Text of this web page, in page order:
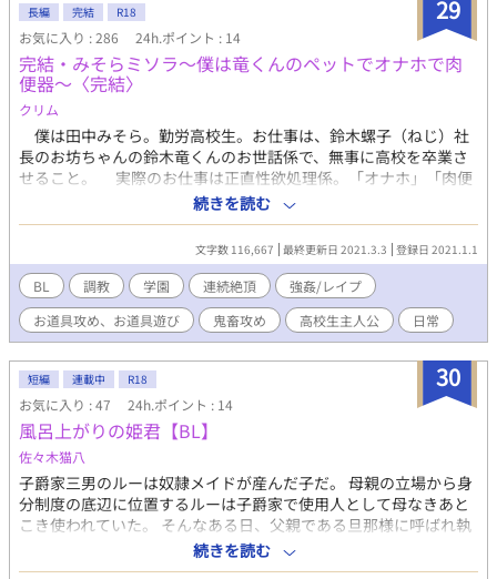
射/騎乗位/早漏/絶倫/……and more. 【R18】
れるほどの凛々しい姿。くるくると表情や言動が変わる峰山に振
り回されるのも、ルーティーン化されているつまらない日常に飽
きていた保には物珍しく、悪くねえかも……と思っていた矢先。
新しい公演で男色ものの役をもらった峰山は｢男同士の恋愛をし
たことがないから、お前と恋人ごっこをして演技に活かす。だか
ら今日から俺の言うことを聞け｣と命令してくる。 保は峰山の
仕事の為ならばと渋々了承するのだが、峰山が過激なちょっかい
を出してきたり、お風呂でもくっついてきたりして対応に困る。
口の強い峰山にいろいろ言いくるめられ恋人らしい振る舞いを求
められ、困惑する保。全ては峰山の男色ものの演技の為の恋人ご
っこのはずだったのだが、次第に峰山は月日を重ねるごとに本当
の恋人のように保を可愛がってきて──。 勘違いから始まるお風
呂ハートフルコメディの開幕。 ･この作品はフィクションです。 ･
大人描写があるページには｢※｣を記載しています。
29
長編 完結 R18
お気に入り : 286 24h.ポイント : 14
完結・みそらミソラ〜僕は竜くんのペットでオナホで肉
便器〜〈完結〉
クリム
僕は田中みそら。勤労高校生。お仕事は、鈴木螺子（ねじ）社
長のお坊ちゃんの鈴木竜くんのお世話係で、無事に高校を卒業さ
せること。 実際のお仕事は正直性欲処理係。「オナホ」「肉便
器」「ペット」ってひどいことを言う竜くんとのえっち。 所属
する校歌合唱部の「ケツでメスイキ」を目指してびっちな枕営業
をする左右田（そうだ）部長と、無表情な三矢先輩に囲まれて、
僕の高校生活は、えっちなことばっかり。 高校でイラマさせら
れたり、4P見ちゃったり、お風呂えっちや、けもけもえっち、な
んで竜くんはえっちばっかりなんだろう……。 出会いがしら強
姦から始まり、大人のおもちゃや裸エプロンなど、えっちな高校
生ライフです。 一人称みそら視点でのお話です。 ほぼ全編え
ちえちですが、全集中えちえちには※マークをつけます。苦手な
方はすみません。お気をつけてご高覧ください。 ※別名義でアプ
リ掲載しておりましたが、ボーイズ系を『クリム さん』に統一
するため、こちらのウェブに転記しました。最後には書き下ろし
を付け加えて完成の予定です。アプリの方でご高覧ブクマ頂いた
皆様には突然の垢消し逃亡みたいになり、申し訳ありません。
続きを読む
文字数 116,667 最終更新日 2021.3.3 登録日 2021.1.1
BL 調教 学園 連続絶頂
強姦/レイプ
お道具攻め、お道具遊び
鬼畜攻め 高校生主人公 日常
30
短編 連載中 R18
お気に入り : 47 24h.ポイント : 14
風呂上がりの姫君【BL】
佐々木猫八
子爵家三男のルーは奴隷メイドが産んだ子だ。 母親の立場から身
分制度の底辺に位置するルーは子爵家で使用人として母なきあと
こき使われていた。 そんなある日、父親である旦那様に呼ばれ執
務室へと連行される。 初めて入る執務室で対面した親子の会話か
ら始まる。 ※文字サイズ最小を推奨しています。 ※この作品はBL
続きを読む